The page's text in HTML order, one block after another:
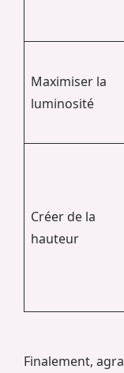
Maximiser la
luminosité
Créer de la
hauteur
Finalement,